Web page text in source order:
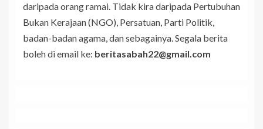
daripada orang ramai. Tidak kira daripada Pertubuhan
Bukan Kerajaan (NGO), Persatuan, Parti Politik,
badan-badan agama, dan sebagainya. Segala berita
boleh di email ke: beritasabah22@gmail.com